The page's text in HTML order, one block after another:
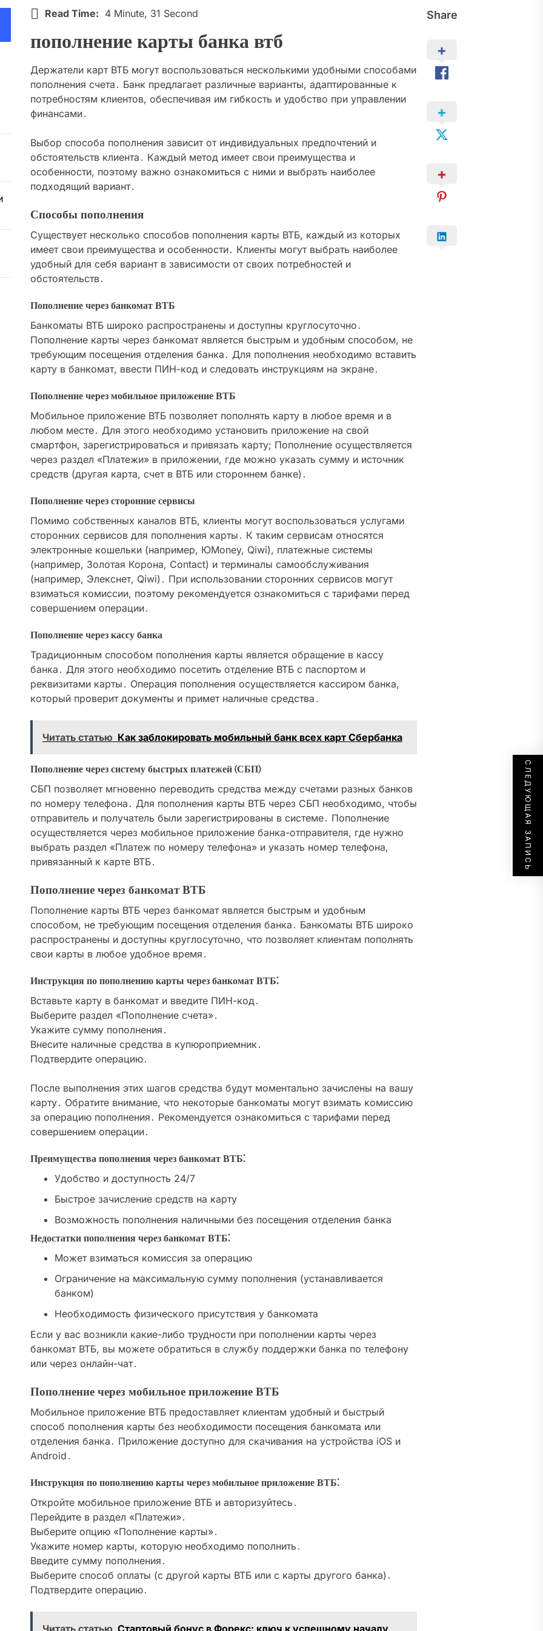
Share
Read Time: 4 Minute, 31 Second
пополнение карты банка втб
Держатели карт ВТБ могут воспользоваться несколькими удобными способами
пополнения счета․ Банк предлагает различные варианты, адаптированные к
потребностям клиентов, обеспечивая им гибкость и удобство при управлении
финансами․
Выбор способа пополнения зависит от индивидуальных предпочтений и
обстоятельств клиента․ Каждый метод имеет свои преимущества и
особенности, поэтому важно ознакомиться с ними и выбрать наиболее
подходящий вариант․
Способы пополнения
Существует несколько способов пополнения карты ВТБ, каждый из которых
имеет свои преимущества и особенности․ Клиенты могут выбрать наиболее
удобный для себя вариант в зависимости от своих потребностей и
обстоятельств․
Пополнение через банкомат ВТБ
Банкоматы ВТБ широко распространены и доступны круглосуточно․
Пополнение карты через банкомат является быстрым и удобным способом, не
требующим посещения отделения банка․ Для пополнения необходимо вставить
карту в банкомат, ввести ПИН-код и следовать инструкциям на экране․
Пополнение через мобильное приложение ВТБ
Мобильное приложение ВТБ позволяет пополнять карту в любое время и в
любом месте․ Для этого необходимо установить приложение на свой
смартфон, зарегистрироваться и привязать карту; Пополнение осуществляется
через раздел «Платежи» в приложении, где можно указать сумму и источник
средств (другая карта, счет в ВТБ или стороннем банке)․
Пополнение через сторонние сервисы
Помимо собственных каналов ВТБ, клиенты могут воспользоваться услугами
сторонних сервисов для пополнения карты․ К таким сервисам относятся
электронные кошельки (например, ЮMoney, Qiwi), платежные системы
(например, Золотая Корона, Contact) и терминалы самообслуживания
(например, Элекснет, Qiwi)․ При использовании сторонних сервисов могут
взиматься комиссии, поэтому рекомендуется ознакомиться с тарифами перед
совершением операции․
Пополнение через кассу банка
Традиционным способом пополнения карты является обращение в кассу
банка․ Для этого необходимо посетить отделение ВТБ с паспортом и
реквизитами карты․ Операция пополнения осуществляется кассиром банка,
который проверит документы и примет наличные средства․
Читать статью Как заблокировать мобильный банк всех карт Сбербанка
Пополнение через систему быстрых платежей (СБП)
СБП позволяет мгновенно переводить средства между счетами разных банков
по номеру телефона․ Для пополнения карты ВТБ через СБП необходимо, чтобы
отправитель и получатель были зарегистрированы в системе․ Пополнение
осуществляется через мобильное приложение банка-отправителя, где нужно
выбрать раздел «Платеж по номеру телефона» и указать номер телефона,
привязанный к карте ВТБ․
Пополнение через банкомат ВТБ
Пополнение карты ВТБ через банкомат является быстрым и удобным
способом, не требующим посещения отделения банка․ Банкоматы ВТБ широко
распространены и доступны круглосуточно, что позволяет клиентам пополнять
свои карты в любое удобное время․
Инструкция по пополнению карты через банкомат ВТБ⁚
Вставьте карту в банкомат и введите ПИН-код․
Выберите раздел «Пополнение счета»․
Укажите сумму пополнения․
Внесите наличные средства в купюроприемник․
Подтвердите операцию․
После выполнения этих шагов средства будут моментально зачислены на вашу
карту․ Обратите внимание, что некоторые банкоматы могут взимать комиссию
за операцию пополнения․ Рекомендуется ознакомиться с тарифами перед
совершением операции․
Преимущества пополнения через банкомат ВТБ⁚
Удобство и доступность 24/7
Быстрое зачисление средств на карту
Возможность пополнения наличными без посещения отделения банка
Недостатки пополнения через банкомат ВТБ⁚
Может взиматься комиссия за операцию
Ограничение на максимальную сумму пополнения (устанавливается
банком)
Необходимость физического присутствия у банкомата
Если у вас возникли какие-либо трудности при пополнении карты через
банкомат ВТБ, вы можете обратиться в службу поддержки банка по телефону
или через онлайн-чат․
Пополнение через мобильное приложение ВТБ
Мобильное приложение ВТБ предоставляет клиентам удобный и быстрый
способ пополнения карты без необходимости посещения банкомата или
отделения банка․ Приложение доступно для скачивания на устройства iOS и
Android․
Инструкция по пополнению карты через мобильное приложение ВТБ⁚
Откройте мобильное приложение ВТБ и авторизуйтесь․
Перейдите в раздел «Платежи»․
Выберите опцию «Пополнение карты»․
Укажите номер карты, которую необходимо пополнить․
Введите сумму пополнения․
Выберите способ оплаты (с другой карты ВТБ или с карты другого банка)․
Подтвердите операцию․
СЛЕДУЮЩАЯ ЗАПИСЬ